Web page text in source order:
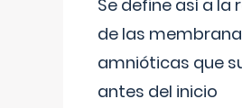
Se define así a la
de las
amnióticas que
antes del inicio